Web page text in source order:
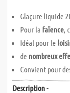
Glaçure liquide
Pour la faïence,
Idéal pour le
de nombreux
Convient pour
Description -